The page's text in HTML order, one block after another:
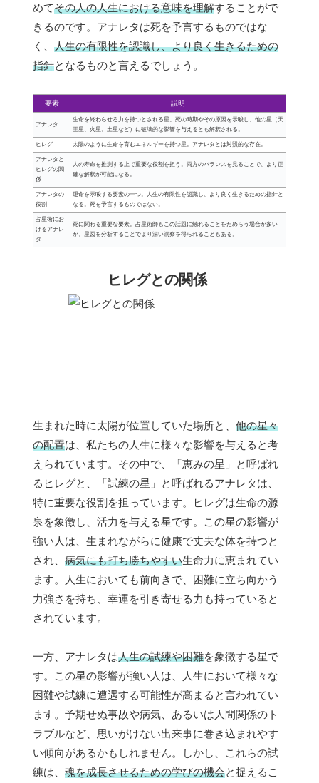
めてその人の人生における意味を理解することがで
きるのです。アナレタは死を予言するものではな
く、 人生の有限性を認識し、より良く生きるための
指針となるものと言えるでしょう。
要素 説明
アナレタ
生命を終わらせる力を持つとされる星。死の時期やその原因を示唆し、他の星（天
王星、火星、土星など）に破壊的な影響を与えるとも解釈される。
ヒレグ 太陽のように生命を育むエネルギーを持つ星。アナレタとは対照的な存在。
アナレタと
ヒレグの関
係
人の寿命を推測する上で重要な役割を担う。両方のバランスを見ることで、より正
確な解釈が可能になる。
アナレタの
役割
運命を示唆する要素の一つ。人生の有限性を認識し、より良く生きるための指針と
なる。死を予言するものではない。
占星術にお
けるアナレ
タ
死に関わる重要な要素。占星術師もこの話題に触れることをためらう場合が多い
が、星図を分析することでより深い洞察を得られることもある。
ヒレグとの関係
生まれた時に太陽が位置していた場所と、 他の星々
の配置は、私たちの人生に様々な影響を与えると考
えられています。その中で、「恵みの星」と呼ばれ
るヒレグと、「試練の星」と呼ばれるアナレタは、
特に重要な役割を担っています。ヒレグは生命の源
泉を象徴し、活力を与える星です。この星の影響が
強い人は、生まれながらに健康で丈夫な体を持つと
され、 病気にも打ち勝ちやすい生命力に恵まれてい
ます。人生においても前向きで、困難に立ち向かう
力強さを持ち、幸運を引き寄せる力も持っていると
されています。
一方、アナレタは人生の試練や困難を象徴する星で
す。この星の影響が強い人は、人生において様々な
困難や試練に遭遇する可能性が高まると言われてい
ます。予期せぬ事故や病気、あるいは人間関係のト
ラブルなど、思いがけない出来事に巻き込まれやす
い傾向があるかもしれません。しかし、これらの試
練は、 魂を成長させるための学びの機会と捉えるこ